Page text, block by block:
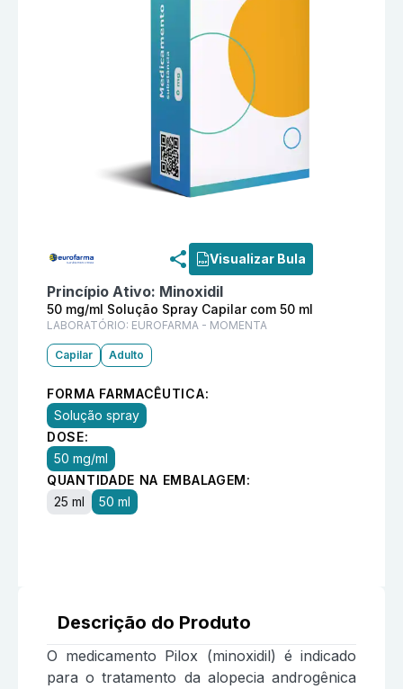
Visualizar Bula
Princípio Ativo: Minoxidil
50 mg/ml Solução Spray Capilar com 50 ml
LABORATÓRIO: EUROFARMA - MOMENTA
Capilar Adulto
FORMA FARMACÊUTICA:
Solução spray
DOSE:
50 mg/ml
QUANTIDADE NA EMBALAGEM:
25 ml
50 ml
Descrição do Produto
O medicamento Pilox (minoxidil) é indicado
para o tratamento da alopecia androgênica